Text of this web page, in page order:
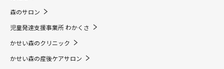
森のサロン
児童発達支援事業所 わかくさ
かせい森のクリニック
かせい森の産後ケアサロン